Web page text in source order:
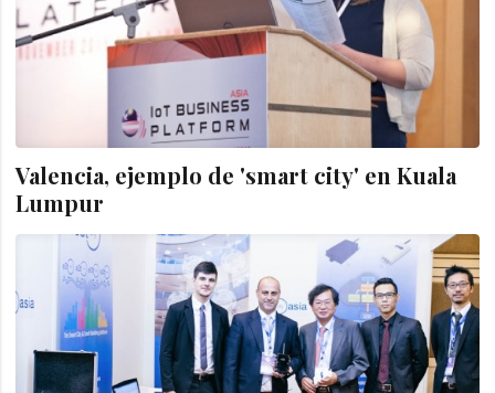
Valencia, ejemplo de 'smart city' en Kuala
Lumpur